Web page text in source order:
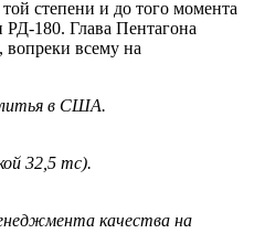
степени и до того момента
180. Глава Пентагона
вопреки всему на
литья в США.
32,5 тс).
качества на